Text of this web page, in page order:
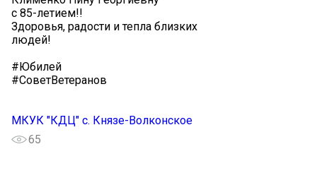
с 85-летием!!
Здоровья, радости и тепла близких
людей!
#Юбилей
#СоветВетеранов
МКУК "КДЦ" с. Князе-Волконское
65